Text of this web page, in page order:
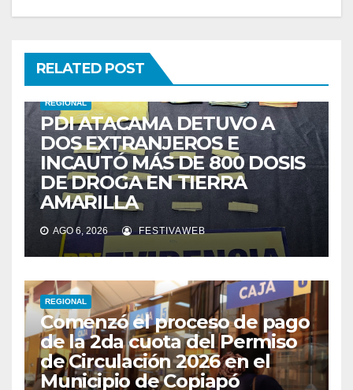
RELATED POST
REGIONAL
PDI ATACAMA DETUVO A
DOS EXTRANJEROS E
INCAUTÓ MÁS DE 800 DOSIS
DE DROGA EN TIERRA
AMARILLA
AGO 6, 2026 FESTIVAWEB
REGIONAL
Comenzó el proceso de pago
de la 2da cuota del Permiso
de Circulación 2026 en el
Municipio de Copiapó